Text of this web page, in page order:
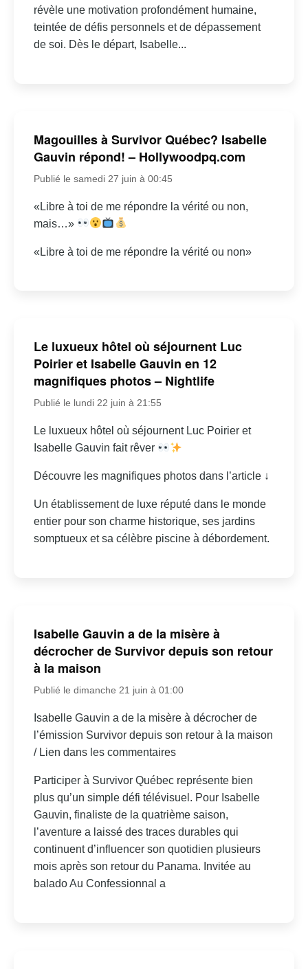
révèle une motivation profondément humaine,
teintée de défis personnels et de dépassement
de soi. Dès le départ, Isabelle...
Magouilles à Survivor Québec? Isabelle
Gauvin répond! – Hollywoodpq.com
Publié le samedi 27 juin à 00:45
«Libre à toi de me répondre la vérité ou non,
mais…»
«Libre à toi de me répondre la vérité ou non»
Le luxueux hôtel où séjournent Luc
Poirier et Isabelle Gauvin en 12
magnifiques photos – Nightlife
Publié le lundi 22 juin à 21:55
Le luxueux hôtel où séjournent Luc Poirier et
Isabelle Gauvin fait rêver
Découvre les magnifiques photos dans l’article ↓
Un établissement de luxe réputé dans le monde
entier pour son charme historique, ses jardins
somptueux et sa célèbre piscine à débordement.
Isabelle Gauvin a de la misère à
décrocher de Survivor depuis son retour
à la maison
Publié le dimanche 21 juin à 01:00
Isabelle Gauvin a de la misère à décrocher de
l’émission Survivor depuis son retour à la maison
/ Lien dans les commentaires
Participer à Survivor Québec représente bien
plus qu’un simple défi télévisuel. Pour Isabelle
Gauvin, finaliste de la quatrième saison,
l’aventure a laissé des traces durables qui
continuent d’influencer son quotidien plusieurs
mois après son retour du Panama. Invitée au
balado Au Confessionnal a